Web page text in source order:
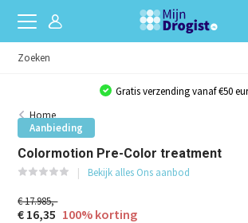
Gratis verzending vanaf €50
Home
Aanbieding
Colormotion Pre-Color treatment
Bekijk alles Ons aanbod
€ 17.985,-
€ 16,35 100% korting